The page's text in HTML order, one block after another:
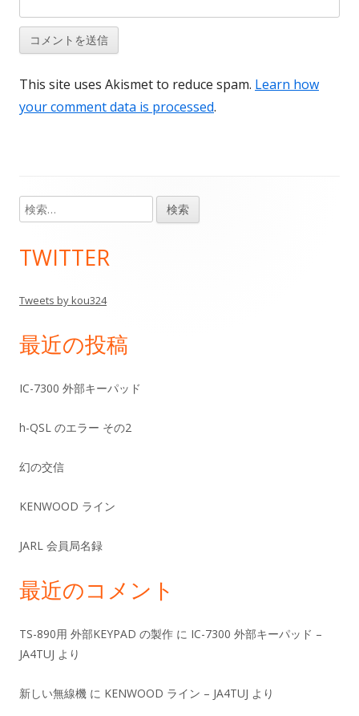
This site uses Akismet to reduce spam. Learn how
your comment data is processed.
メ
イ
イ
ド
バ
検
索:
TWITTER
Tweets by kou324
最近の投稿
IC-7300 外部キーパッド
h-QSL のエラー その2
幻の交信
KENWOOD ライン
JARL 会員局名録
最近のコメント
TS-890用 外部KEYPAD の製作 に IC-7300 外部キーパッド –
JA4TUJ より
新しい無線機 に KENWOOD ライン – JA4TUJ より